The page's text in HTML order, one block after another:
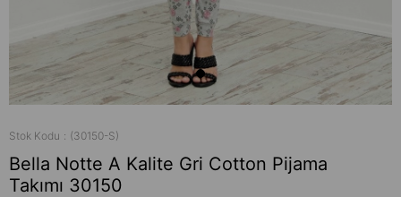
Stok Kodu (30150-S)
Bella Notte A Kalite Gri Cotton Pijama
Takımı 30150